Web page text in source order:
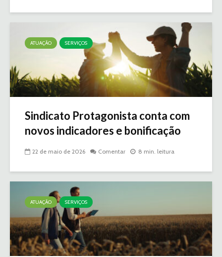
ATUAÇÃO SERVIÇOS
Sindicato Protagonista conta com
novos indicadores e bonificação
22 de maio de 2026 Comentar 8 min. leitura
ATUAÇÃO SERVIÇOS